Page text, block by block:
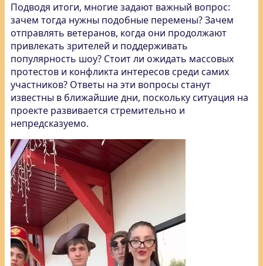
Подводя итоги, многие задают важный вопрос:
зачем тогда нужны подобные перемены? Зачем
отправлять ветеранов, когда они продолжают
привлекать зрителей и поддерживать
популярность шоу? Стоит ли ожидать массовых
протестов и конфликта интересов среди самих
участников? Ответы на эти вопросы станут
известны в ближайшие дни, поскольку ситуация на
проекте развивается стремительно и
непредсказуемо.